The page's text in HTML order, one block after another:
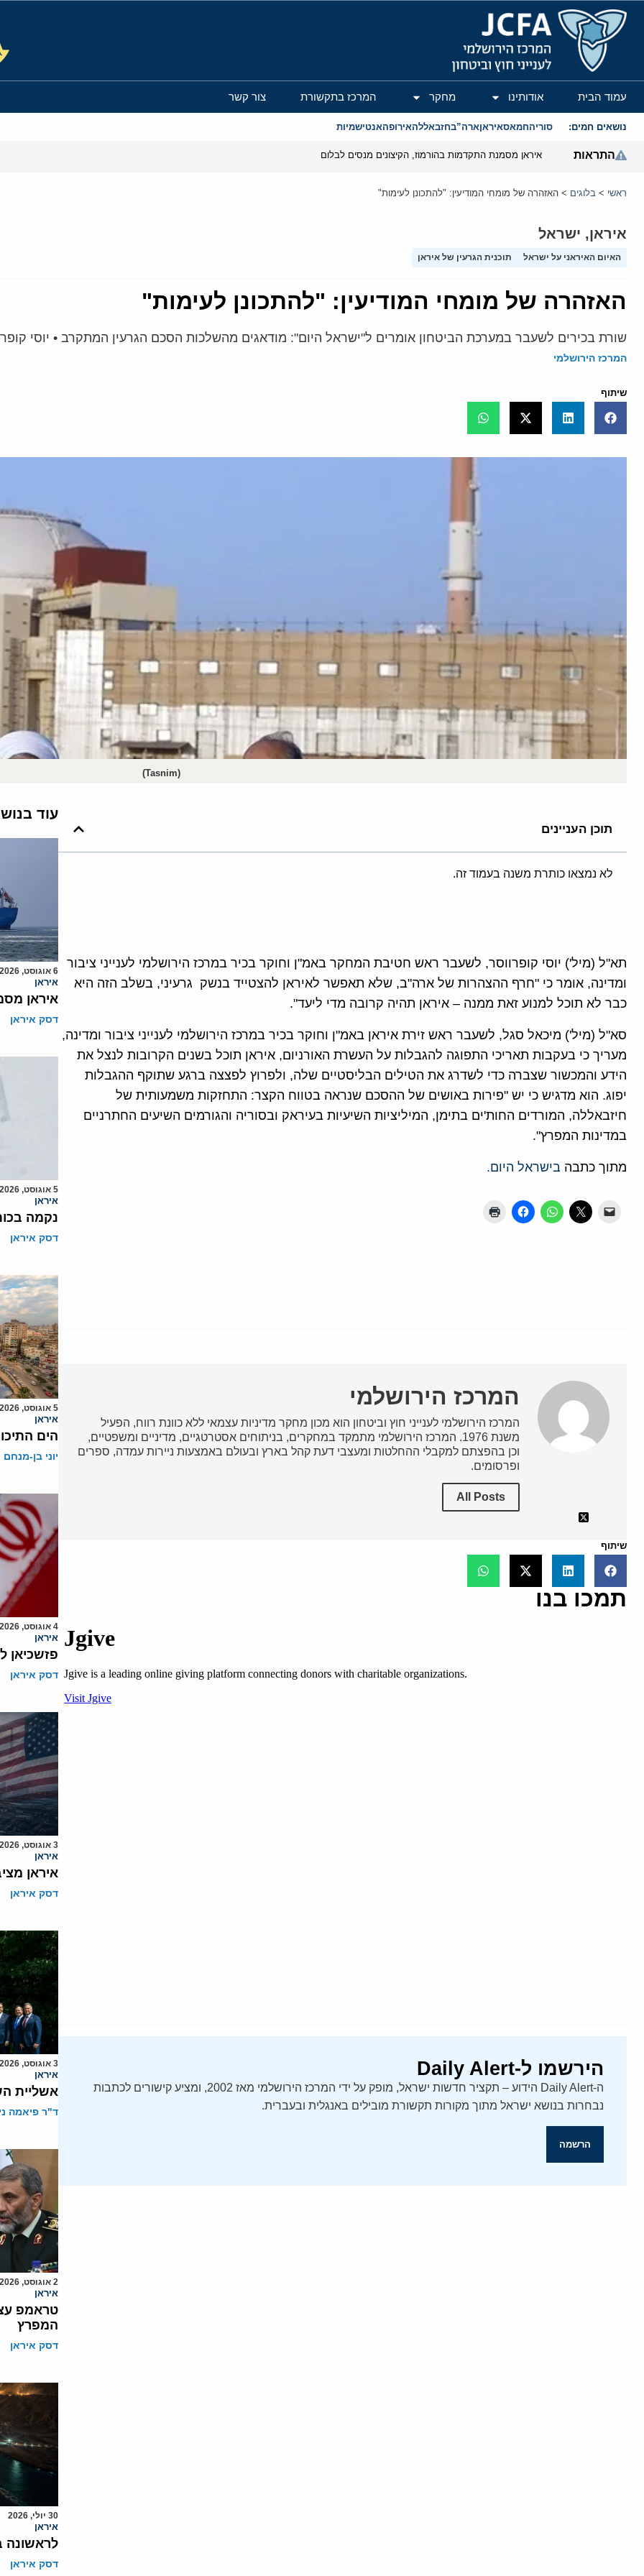
המרכז הירושלמי לענייני חוץ וביטחון
עמוד הבית אודותינו מחקר המרכז בתקשורת צור קשר
נושאים חמים: סוריהחמאסאיראןארה”בחזבאללהאירופהאנטישמיות
התראות איראן מסמנת התקדמות בהורמוז, הקיצונים מנסים לבלום
ראשי > בלוגים > האזהרה של מומחי המודיעין: "להתכונן לעימות"
איראן, ישראל
האיום האיראני על ישראל תוכנית הגרעין של איראן
האזהרה של מומחי המודיעין: "להתכונן לעימות"
שורת בכירים לשעבר במערכת הביטחון אומרים ל"ישראל היום": מודאגים מהשלכות הסכם הגרעין המתקרב • יוסי
המרכז הירושלמי
שיתוף
(Tasnim)
תוכן העניינים
לא נמצאו כותרת משנה בעמוד זה.
תא"ל (מיל') יוסי קופרווסר, לשעבר ראש חטיבת המחקר באמ"ן וחוקר בכיר במרכז הירושלמי לענייני ציבור
ומדינה, אומר כי "חרף ההצהרות של ארה"ב, שלא תאפשר לאיראן להצטייד בנשק גרעיני, בשלב הזה היא
כבר לא תוכל למנוע זאת ממנה – איראן תהיה קרובה מדי ליעד".
סא"ל (מיל') מיכאל סגל, לשעבר ראש זירת איראן באמ"ן וחוקר בכיר במרכז הירושלמי לענייני ציבור ומדינה,
מעריך כי בעקבות תאריכי התפוגה להגבלות על העשרת האורניום, איראן תוכל בשנים הקרובות לנצל את
הידע והמכשור שצברה כדי לשדרג את הטילים הבליסטיים שלה, ולפרוץ לפצצה ברגע שתוקף ההגבלות
יפוג. הוא מדגיש כי יש "פירות באושים של ההסכם שנראה בטווח הקצר: התחזקות משמעותית של
חיזבאללה, המורדים החות'ים בתימן, המיליציות השיעיות בעיראק ובסוריה והגורמים השיעים החתרניים
במדינות המפרץ".
מתוך כתבה בישראל היום.
המרכז הירושלמי
המרכז הירושלמי לענייני חוץ וביטחון הוא מכון מחקר מדיניות עצמאי ללא כוונת רווח, הפעיל
משנת 1976. המרכז הירושלמי מתמקד במחקרים, בניתוחים אסטרטגיים, מדיניים ומשפטיים,
וכן בהפצתם למקבלי ההחלטות ומעצבי דעת קהל בארץ ובעולם באמצעות ניירות עמדה, ספרים
ופרסומים.
All Posts
שיתוף
תמכו בנו
הירשמו ל-Daily Alert
ה-Daily Alert הידוע – תקציר חדשות ישראל, מופק על ידי המרכז הירושלמי מאז 2002, ומציע קישורים לכתבות
נבחרות בנושא ישראל מתוך מקורות תקשורת מובילים באנגלית ובעברית.
הרשמה
עוד
6 אוגוסט, 2026
איראן
איראן
דסק איראן
5 אוגוסט, 2026
איראן
נקמה
דסק איראן
5 אוגוסט, 2026
איראן
הים
יוני בן-מנחם
4 אוגוסט, 2026
איראן
פזשכיאן
דסק איראן
3 אוגוסט, 2026
איראן
איראן
דסק איראן
3 אוגוסט, 2026
איראן
אשליית
ד"ר פיאמה
2 אוגוסט, 2026
איראן
טראמפ
המפרץ
דסק איראן
30 יולי, 2026
איראן
לראשונה
דסק איראן